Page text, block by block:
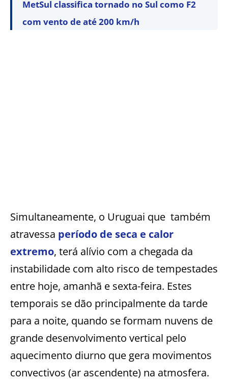
MetSul classifica tornado no Sul como F2
com vento de até 200 km/h
Simultaneamente, o Uruguai que também
atravessa período de seca e calor
extremo, terá alívio com a chegada da
instabilidade com alto risco de tempestades
entre hoje, amanhã e sexta-feira. Estes
temporais se dão principalmente da tarde
para a noite, quando se formam nuvens de
grande desenvolvimento vertical pelo
aquecimento diurno que gera movimentos
convectivos (ar ascendente) na atmosfera.